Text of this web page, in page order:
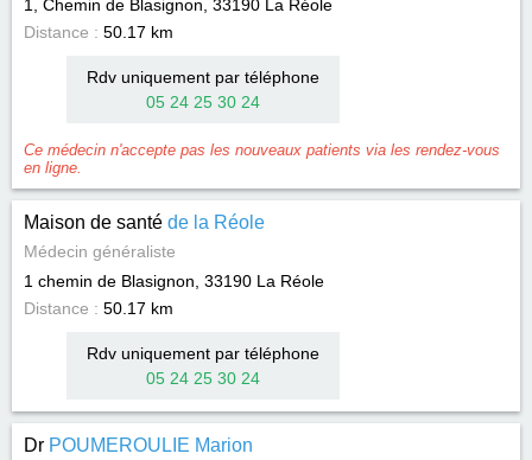
1, Chemin de Blasignon, 33190 La Réole
Distance : 50.17 km
Rdv uniquement par téléphone
05 24 25 30 24
Ce médecin n'accepte pas les nouveaux patients via les rendez-vous
en ligne.
Maison de santé de la Réole
Médecin généraliste
1 chemin de Blasignon, 33190 La Réole
Distance : 50.17 km
Rdv uniquement par téléphone
05 24 25 30 24
Dr POUMEROULIE Marion